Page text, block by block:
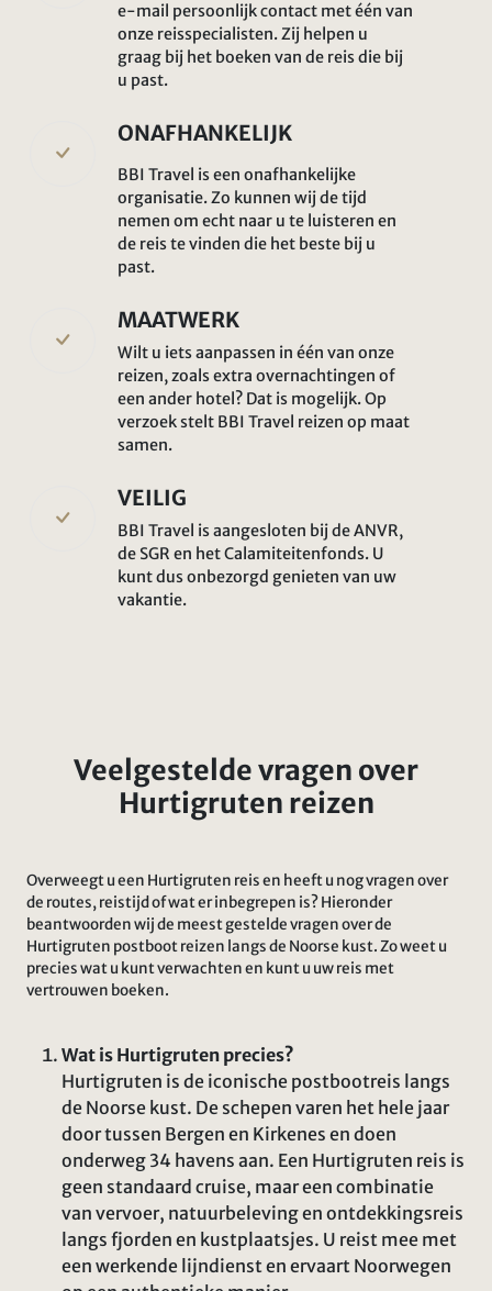
e-mail persoonlijk contact met één van
onze reisspecialisten. Zij helpen u
graag bij het boeken van de reis die bij
u past.
ONAFHANKELIJK
BBI Travel is een onafhankelijke
organisatie. Zo kunnen wij de tijd
nemen om echt naar u te luisteren en
de reis te vinden die het beste bij u
past.
MAATWERK
Wilt u iets aanpassen in één van onze
reizen, zoals extra overnachtingen of
een ander hotel? Dat is mogelijk. Op
verzoek stelt BBI Travel reizen op maat
samen.
VEILIG
BBI Travel is aangesloten bij de ANVR,
de SGR en het Calamiteitenfonds. U
kunt dus onbezorgd genieten van uw
vakantie.
Veelgestelde vragen over
Hurtigruten reizen
Overweegt u een Hurtigruten reis en heeft u nog vragen over
de routes, reistijd of wat er inbegrepen is? Hieronder
beantwoorden wij de meest gestelde vragen over de
Hurtigruten postboot reizen langs de Noorse kust. Zo weet u
precies wat u kunt verwachten en kunt u uw reis met
vertrouwen boeken.
Wat is Hurtigruten precies?
Hurtigruten is de iconische postbootreis langs
de Noorse kust. De schepen varen het hele jaar
door tussen Bergen en Kirkenes en doen
onderweg 34 havens aan. Een Hurtigruten reis is
geen standaard cruise, maar een combinatie
van vervoer, natuurbeleving en ontdekkingsreis
langs fjorden en kustplaatsjes. U reist mee met
een werkende lijndienst en ervaart Noorwegen